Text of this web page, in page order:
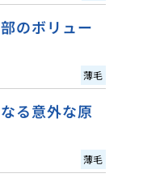
のボリュー
薄毛
る意外な原
薄毛